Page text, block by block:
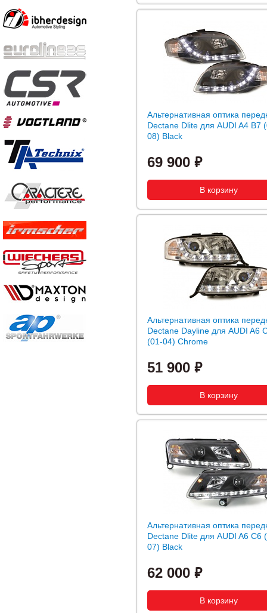
Альтернативная оптика
Dectane Dlite для AUDI A4 B7
08) Black
69 900
Альтернативная оптика
Dectane Dayline для AUDI A6
(01-04) Chrome
51 900
Альтернативная оптика
Dectane Dlite для AUDI A6 C6
07) Black
62 000